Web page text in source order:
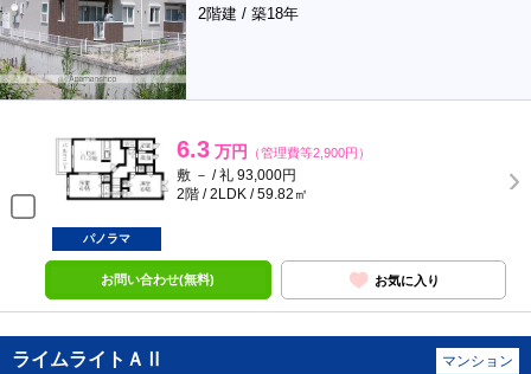
2階建 / 築18年
6.3 万円 （管理費等2,900円）
敷 － / 礼 93,000円
2階 / 2LDK / 59.82㎡
パノラマ
お問い合わせ(無料) お気に入り
ライムライトＡⅡ マンション